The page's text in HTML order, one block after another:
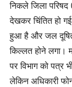
निकले जिला
देखकर चिंतित हो
हुआ है और जल
किल्लत होने लगा।
पर विभाग को पत्र
लेकिन अधिकारी